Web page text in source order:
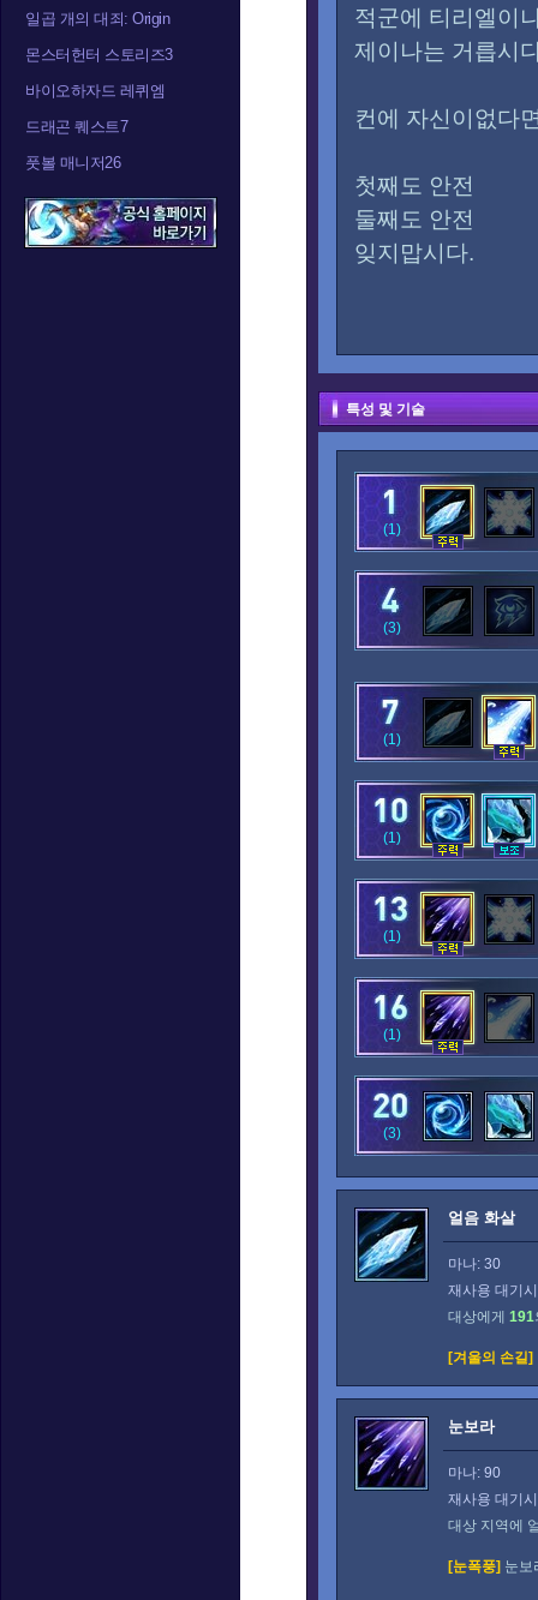
일곱 개의 대죄: Origin
몬스터헌터 스토리즈3
바이오하자드 레퀴엠
드래곤 퀘스트7
풋볼 매니저26
적군에 티리엘이
제이나는 거릅시
컨에 자신이없다
첫째도 안전
둘째도 안전
잊지맙시다.
특성 및 기술
(1)
(3)
(1)
(1)
(1)
(1)
(3)
얼음 화살
마나: 30
재사용 대기
대상에게 191
[겨울의 손길]
눈보라
마나: 90
재사용 대기
대상 지역에
[눈폭풍] 눈보